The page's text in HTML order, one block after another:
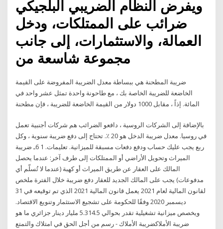
ويفرض النظام الضريبي البلجيكي
ضرائب على الممتلكات، ودخل
العمالة، والاستثمارات، إلى جانب
مجموعة شاسعة من
ضريبة المطحنة هي ببساطة معدل الضريبة المفروضة على القيمة
الخاضعة للضريبة الخاصة بك ، مع طاحونة واحدة تمثل عشر واحد في
المائة. إذاً ، مقابل 1000 دولار من القيمة الخاضعة للضريبة ، فإن مطحنة
بالإضافة إلى الشركات الروسية ، دافعو الضرائب هم شركات أجنبية تعمل
في روسيا. معدل ضريبة الدخل هو 20 ٪. تحتاج إلى دفع ضريبة سنوية ، وكل
ربع يجب عليك حساب ودفع دفعات مسبقة للميزانية. تعليمات. 1 6ـ ضريبة
الميراث وتحويل الأراضي أو الممتلكات إلى طرف آخر: عندما يحصل
المالك على العقار عن طريق الميراث أو كهبة (عندما لا تُسلّم أي
مدفوعات) يجب على المالك الجديد للعقار دفع ضريبة خلال الفترة ملخص
لقانون المالية لعام 2021 يعمل قانون المالية 2021 الذي تم توقيعه في 31
ديسمبر 2020 وفقًا للحكومة على تشجيع الاستثمار وتنويع الاقتصاد.
ويخصص ميزانية تشغيلية تقدر بحوالي 5.314.5 مليار دينار جزائري ما هو
ضريبة الأملاكضريبة الأملاك - رسم من أجل الحق في امتلاك والتمتع